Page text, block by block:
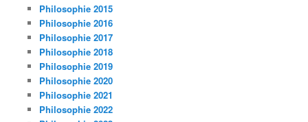
Philosophie 2015
Philosophie 2016
Philosophie 2017
Philosophie 2018
Philosophie 2019
Philosophie 2020
Philosophie 2021
Philosophie 2022